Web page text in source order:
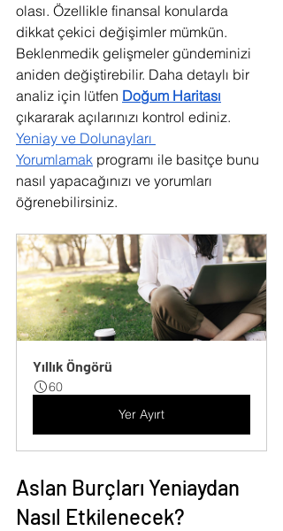
olası. Özellikle finansal konularda
dikkat çekici değişimler mümkün.
Beklenmedik gelişmeler gündeminizi
aniden değiştirebilir. Daha detaylı bir
analiz için lütfen Doğum Haritası
çıkararak açılarınızı kontrol ediniz.
Yeniay ve Dolunayları
Yorumlamak programı ile basitçe bunu
nasıl yapacağınızı ve yorumları
öğrenebilirsiniz.
Yıllık Öngörü
60
Yer Ayırt
Aslan Burçları Yeniaydan
Nasıl Etkilenecek?